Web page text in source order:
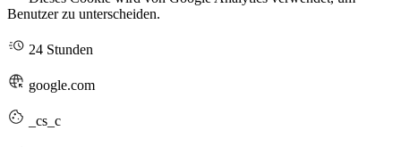
Benutzer zu unterscheiden.
24 Stunden
google.com
_cs_c